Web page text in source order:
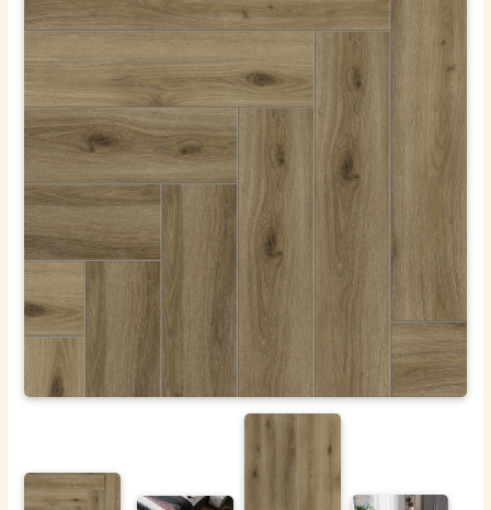
ОТПРАВИТЬ
Ваши данные не будут переданы третьим лицам